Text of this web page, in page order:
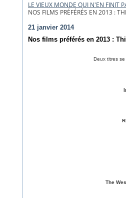
LE VIEUX MONDE QUI N'EN FINIT
NOS FILMS PRÉFÉRÉS EN 2013 :
21 janvier 2014
Nos films préférés en 2013 :
Deux titres
The